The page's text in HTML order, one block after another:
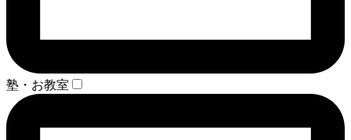
塾・お教室